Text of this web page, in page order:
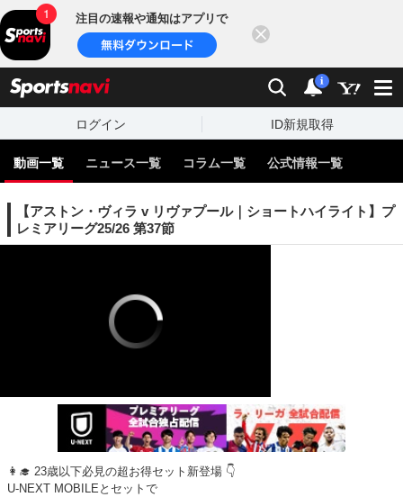
注目の速報や通知はアプリで
検索 通知
i
ログイン ID新規取得
動画一覧 ニュース一覧 コラム一覧 公式情報一覧
【アストン・ヴィラ v リヴァプール｜ショートハイライト】プ
レミアリーグ25/26 第37節
👩‍🎓 23歳以下必見の超お得セット新登場 👇
U-NEXT MOBILEとセットで